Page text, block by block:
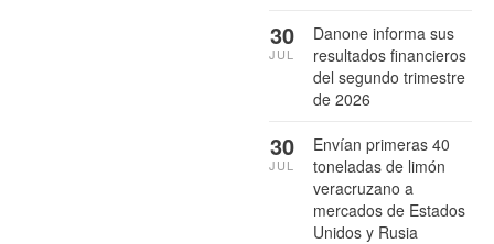
Danone informa sus
resultados financieros
del segundo trimestre
de 2026
30
JUL
Envían primeras 40
toneladas de limón
veracruzano a
mercados de Estados
Unidos y Rusia
30
JUL